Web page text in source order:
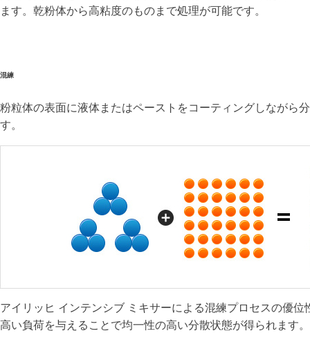
ます。乾粉体から高粘度のものまで処理が可能です。
混練
粉粒体の表面に液体またはペーストをコーティングしながら
す。
アイリッヒ インテンシブ ミキサーによる混練プロセスの優位
高い負荷を与えることで均一性の高い分散状態が得られます